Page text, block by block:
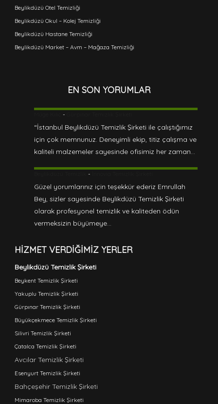
Beylikdüzü Otel Temizliği
Beylikdüzü Okul – Kolej Temizliği
Beylikdüzü Hastane Temizliği
Beylikdüzü Market – Avm – Mağaza Temizliği
EN SON YORUMLAR
-
“İstanbul Beylikdüzü Temizlik Şirketi ile çalıştığımız
için çok memnunuz. Deneyimli ekip, titiz çalışma ve
kaliteli malzemeler sayesinde ofisimiz her zaman…
-
Güzel yorumlarınız için teşekkür ederiz Emrullah
Bey, sizler sayesinde Beylikdüzü Temizlik Şirketi
olarak profesyonel temizlik ve kaliteden ödün
vermeksizin büyümeye…
HIZMET VERDIĞIMIZ YERLER
Beylikdüzü Temizlik Şirketi
Beykent Temizlik Şirketi
Yakuplu Temizlik Şirketi
Gürpınar Temizlik Şirketi
Büyükçekmece Temizlik Şirketi
Silivri Temizlik Şirketi
Çatalca Temizlik Şirketi
Avcılar Temizlik Şirketi
Esenyurt Temizlik Şirketi
Bahçeşehir Temizlik Şirketi
Mimaroba Temizlik Şirketi